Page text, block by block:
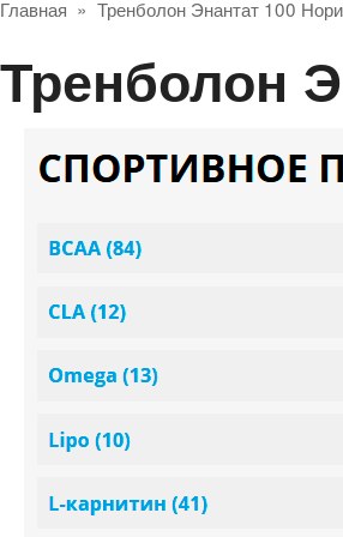
Главная » Тренболон Энантат 100
Тренболон